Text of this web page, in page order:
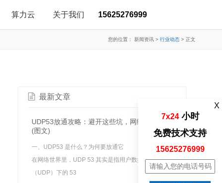
15625276999
算力云 关于我们
您的位置：新闻资讯 >行业动态 >正文
最新文章
UDP53放通攻略：避开这些坑，网络畅通无阻
(图文)
一、UDP53 是什么？为何要放通它
在网络世界里，UDP 53 其实是指用户数据报协议
（UDP）下的 53
X
7x24小时
免费技术支持
15625276999